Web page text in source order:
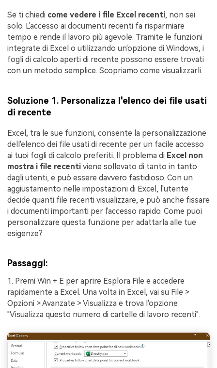
Se ti chiedi come vedere i file Excel recenti, non sei
solo. L'accesso ai documenti recenti fa risparmiare
tempo e rende il lavoro più agevole. Tramite le funzioni
integrate di Excel o utilizzando un'opzione di Windows, i
fogli di calcolo aperti di recente possono essere trovati
con un metodo semplice. Scopriamo come visualizzarli.
Soluzione 1. Personalizza l'elenco dei file usati
di recente
Excel, tra le sue funzioni, consente la personalizzazione
dell'elenco dei file usati di recente per un facile accesso
ai tuoi fogli di calcolo preferiti. Il problema di Excel non
mostra i file recenti viene sollevato di tanto in tanto
dagli utenti, e può essere davvero fastidioso. Con un
aggiustamento nelle impostazioni di Excel, l'utente
decide quanti file recenti visualizzare, e può anche fissare
i documenti importanti per l'accesso rapido. Come puoi
personalizzare questa funzione per adattarla alle tue
esigenze?
Passaggi:
1. Premi Win + E per aprire Esplora File e accedere
rapidamente a Excel. Una volta in Excel, vai su File >
Opzioni > Avanzate > Visualizza e trova l'opzione
"Visualizza questo numero di cartelle di lavoro recenti".